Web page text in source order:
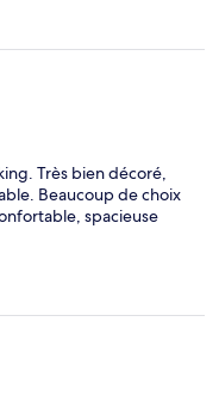
Très bien décoré,
Beaucoup de choix
spacieuse